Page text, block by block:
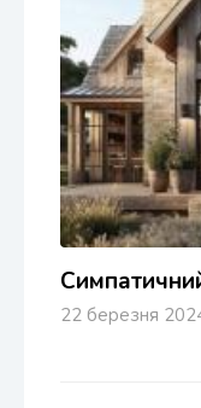
22 березня